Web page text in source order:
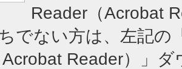
Reader（Acrobat
でない方は、左記の
Reader）」